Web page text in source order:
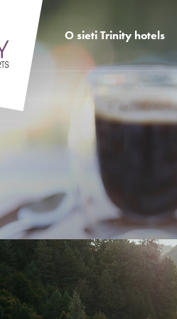
O sieti Trinity hotels
Hotel SENEC
Hotel SITNO
Hotel ATRIUM
História